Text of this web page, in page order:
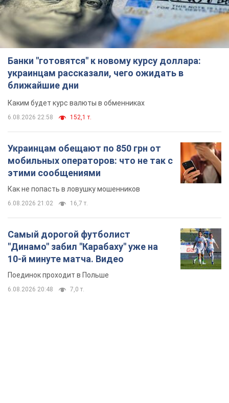
Банки "готовятся" к новому курсу доллара:
украинцам рассказали, чего ожидать в
ближайшие дни
Каким будет курс валюты в обменниках
6.08.2026 22:58 152,1 т.
Украинцам обещают по 850 грн от
мобильных операторов: что не так с
этими сообщениями
Как не попасть в ловушку мошенников
6.08.2026 21:02 16,7 т.
Самый дорогой футболист
"Динамо" забил "Карабаху" уже на
10-й минуте матча. Видео
Поединок проходит в Польше
6.08.2026 20:48 7,0 т.